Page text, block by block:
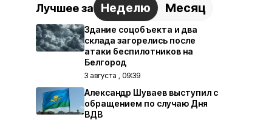
Лучшее за Неделю Месяц
Здание соцобъекта и два
склада загорелись после
атаки беспилотников на
Белгород
3 августа , 09:39
Александр Шуваев выступил с
обращением по случаю Дня
ВДВ